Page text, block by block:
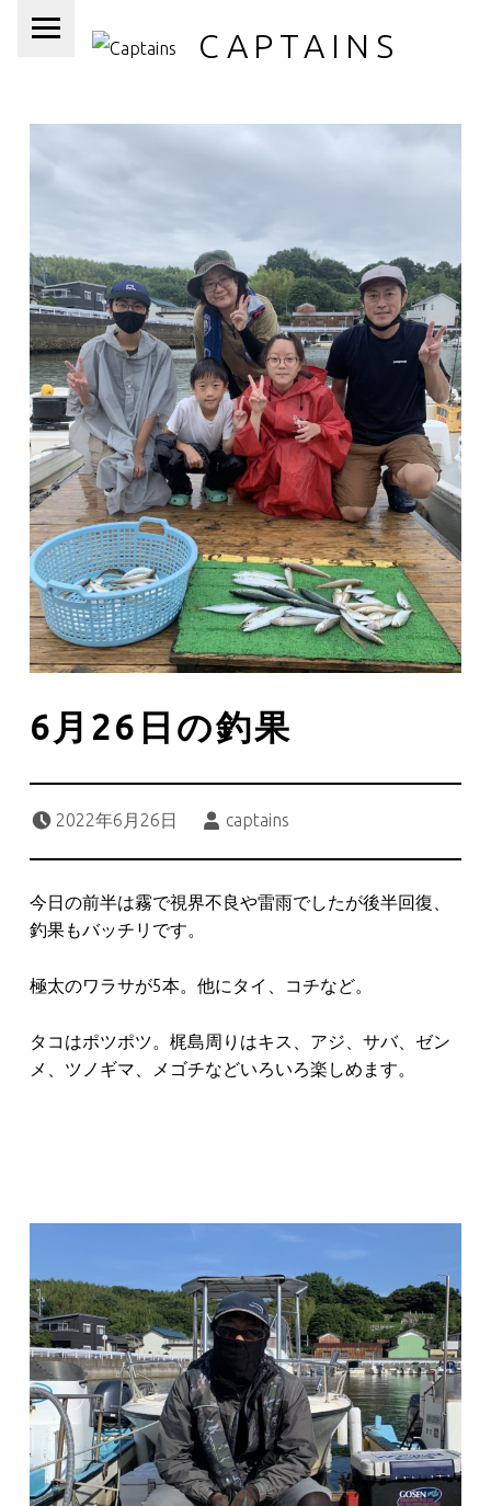
CAPTAINS
6月26日の釣果
2022年6月26日
captains
今日の前半は霧で視界不良や雷雨でしたが後半回復、
釣果もバッチリです。
極太のワラサが5本。他にタイ、コチなど。
タコはポツポツ。梶島周りはキス、アジ、サバ、ゼン
メ、ツノギマ、メゴチなどいろいろ楽しめます。